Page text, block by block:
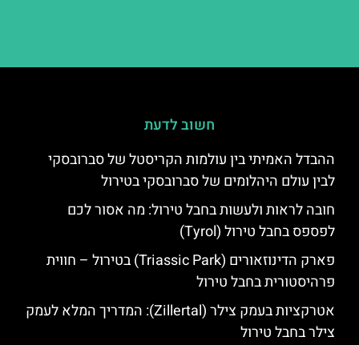
חשוב לדעת
ההבדל האמיתי בין עולמות הקריסטל של סברובסקי
לבין עולם היהלומים של סברובסקי בטירול
חובה לראות ולעשות בחבל טירול: מה אסור לכם
לפספס בחבל טירול (Tyrol)
פארק הדינוזאורים (Triassic Park) בטירול – חווית
פרהיסטורית בחבל טירול
אטרקציות בעמק צילר (Zillertal): המדריך המלא לעמק
צילר בחבל טירול